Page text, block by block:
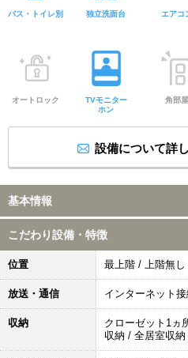
バス・トイレ別 独立洗面台 エアコ
オートロック
TVモニター
ホン
角部屋
設備について詳
基本情報
こだわり設備・特徴
位置 最上階 / 上階無
放送・通信 インターネット接
収納
クローゼット1ヵ
収納 / 全居室収納